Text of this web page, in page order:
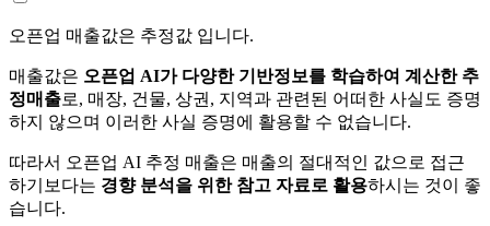
오픈업 매출값은 추정값 입니다.
매출값은 오픈업 AI가 다양한 기반정보를 학습하여 계산한 추
정매출로, 매장, 건물, 상권, 지역과 관련된 어떠한 사실도 증명
하지 않으며 이러한 사실 증명에 활용할 수 없습니다.
따라서 오픈업 AI 추정 매출은 매출의 절대적인 값으로 접근
하기보다는 경향 분석을 위한 참고 자료로 활용하시는 것이 좋
습니다.